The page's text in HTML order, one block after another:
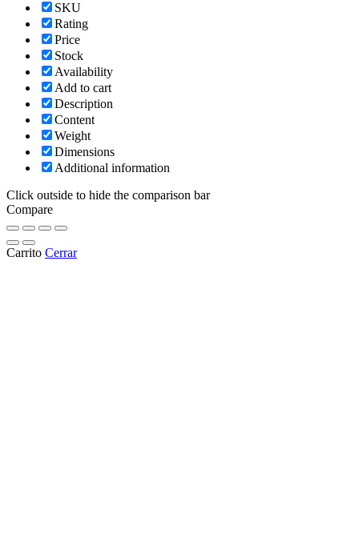
SKU
Rating
Price
Stock
Availability
Add to cart
Description
Content
Weight
Dimensions
Additional information
Click outside to hide the comparison bar
Compare
Carrito Cerrar